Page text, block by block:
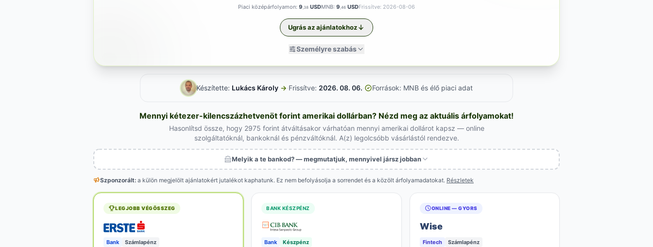
Piaci középárfolyamon: 9 ,38 USDMNB: 9 ,46 USDFrissítve: 2026-08-06
Személyre szabás
Ugrás az ajánlatokhoz
Készítette: Lukács Károly →·Frissítve: 2026. 08. 06.· Források: MNB és élő piaci adat
Mennyi kétezer-kilencszázhetvenöt forint amerikai dollárban? Nézd meg az aktuális árfolyamokat!
Hasonlítsd össze, hogy 2975 forint átváltásakor várhatóan mennyi amerikai dollárot kapsz — online
szolgáltatóknál, bankoknál és pénzváltóknál. A(z) legolcsóbb vásárlástól rendezve.
Melyik a te bankod? — megmutatjuk, mennyivel jársz jobban
Szponzorált: a külön megjelölt ajánlatokért jutalékot kaphatunk. Ez nem befolyásolja a sorrendet és a közölt árfolyamadatokat. Részletek
LEGJOBB VÉGÖSSZEG
Bank Számlapénz
BANK KÉSZPÉNZ
Bank Készpénz
ONLINE — GYORS
Wise
Fintech Számlapénz